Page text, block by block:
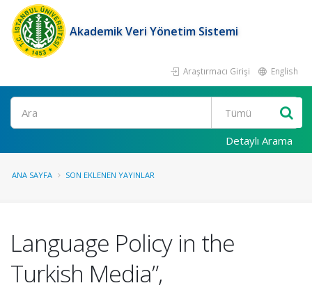
Akademik Veri Yönetim Sistemi
Araştırmacı Girişi English
Ara
Detaylı Arama
ANA SAYFA SON EKLENEN YAYINLAR
Language Policy in the
Turkish Media”,